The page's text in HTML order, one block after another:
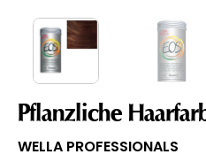
Pflanzliche
WELLA PROFESSIONALS